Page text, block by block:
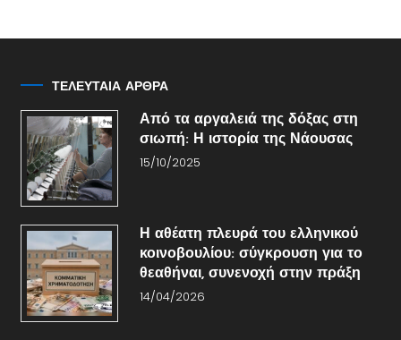
ΤΕΛΕΥΤΑΙΑ ΑΡΘΡΑ
Από τα αργαλειά της δόξας στη
σιωπή: Η ιστορία της Νάουσας
15/10/2025
Η αθέατη πλευρά του ελληνικού
κοινοβουλίου: σύγκρουση για το
θεαθήναι, συνενοχή στην πράξη
14/04/2026